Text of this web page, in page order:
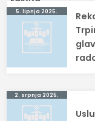
Navigacija
objava
5. lipnja 2025.
2. srpnja 2025.